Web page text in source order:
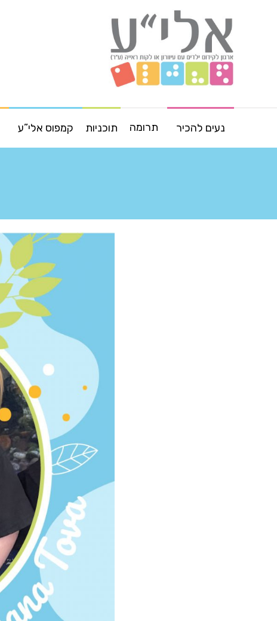
נעים להכיר תרומה תוכניות קמפוס אלי”ע